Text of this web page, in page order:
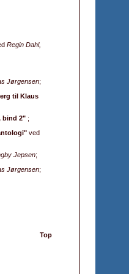
Regin Dahl,
Jørgensen;
til Klaus
bind 2" ;
ved
Jepsen;
Jørgensen;
Top